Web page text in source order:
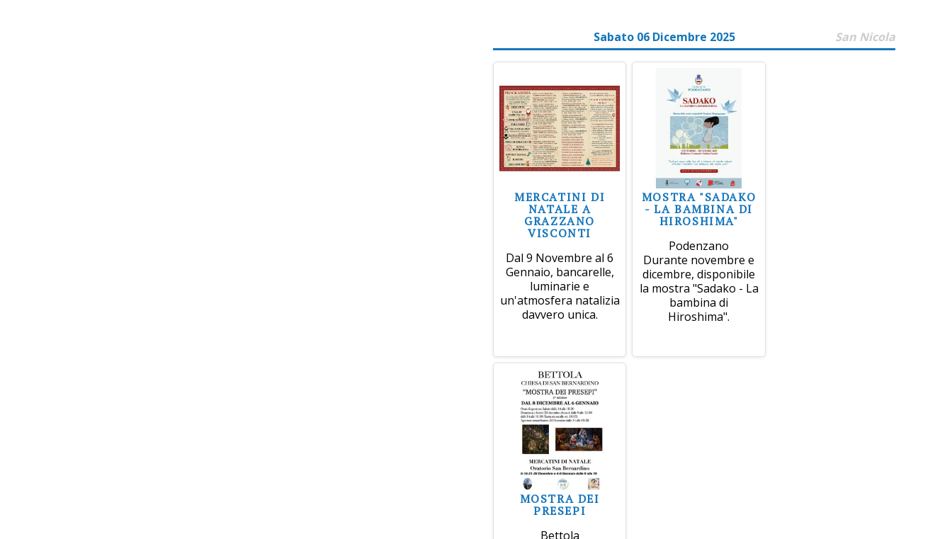
Sabato 06 Dicembre 2025 San Nicola
MERCATINI DI
NATALE A
GRAZZANO
VISCONTI
Dal 9 Novembre al 6
Gennaio, bancarelle,
luminarie e
un'atmosfera natalizia
davvero unica.
MOSTRA "SADAKO
- LA BAMBINA DI
HIROSHIMA"
Podenzano
Durante novembre e
dicembre, disponibile
la mostra "Sadako - La
bambina di
Hiroshima".
MOSTRA DEI
PRESEPI
Bettola